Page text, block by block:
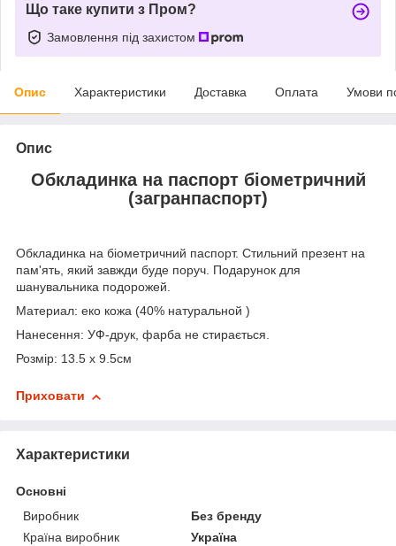
Що таке купити з Пром?
Замовлення під захистом
Опис Характеристики Доставка Оплата Умови
Опис
Обкладинка на паспорт біометричний
(загранпаспорт)
Обкладинка на біометричний паспорт. Стильний презент на
пам'ять, який завжди буде поруч. Подарунок для
шанувальника подорожей.
Материал: еко кожа (40% натуральной )
Нанесення: УФ-друк, фарба не стирається.
Розмір: 13.5 х 9.5см
Приховати
Характеристики
Основні
Виробник
Без бренду
Країна виробник
Україна